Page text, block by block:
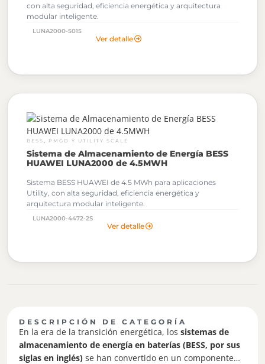
con alta seguridad, eficiencia energética y arquitectura
modular inteligente.
LUNA2000-5015
Ver detalle
BESS PMGD Y UTILITY SCALE
Sistema de Almacenamiento de Energía BESS
HUAWEI LUNA2000 de 4.5MWH
Sistema BESS HUAWEI de 4.5 MWh para aplicaciones
Utility, con alta seguridad, eficiencia energética y
arquitectura modular inteligente.
LUNA2000-4472-2S
Ver detalle
DESCRIPCIÓN DE CATEGORÍA
En la era de la transición energética, los sistemas de
almacenamiento de energía en baterías (BESS, por sus
siglas en inglés) se han convertido en un componente